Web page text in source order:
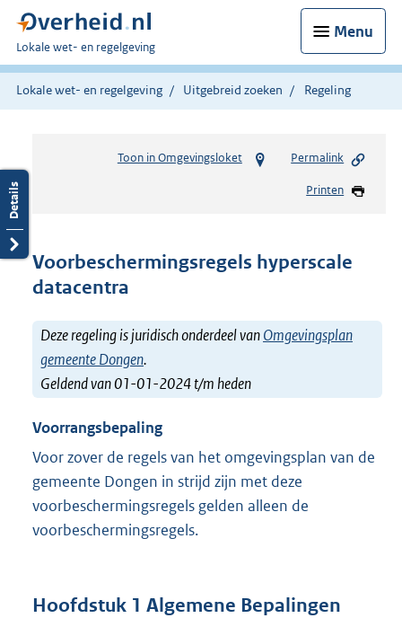
Menu
U
bent
hier:
Lokale wet- en regelgeving
Lokale wet- en regelgeving Uitgebreid zoeken Regeling
Toon in Omgevingsloket Permalink
Printen
Voorbeschermingsregels hyperscale
datacentra
Deze regeling is juridisch onderdeel vanOmgevingsplan
gemeente Dongen.
Geldend van 01-01-2024 t/m heden
Voorrangsbepaling
Voor zover de regels van het omgevingsplan van de
gemeente Dongen in strijd zijn met deze
voorbeschermingsregels gelden alleen de
voorbeschermingsregels.
Hoofdstuk 1 Algemene Bepalingen